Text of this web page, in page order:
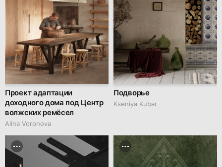
Проект адаптации
доходного дома под Центр
волжских ремёсел
Alina Voronova
Подворье
Kseniya Kubar